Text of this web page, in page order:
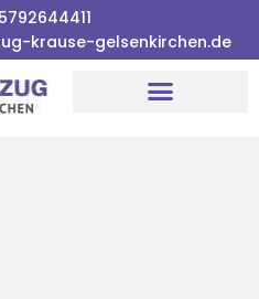
krause-gelsenkirchen.de